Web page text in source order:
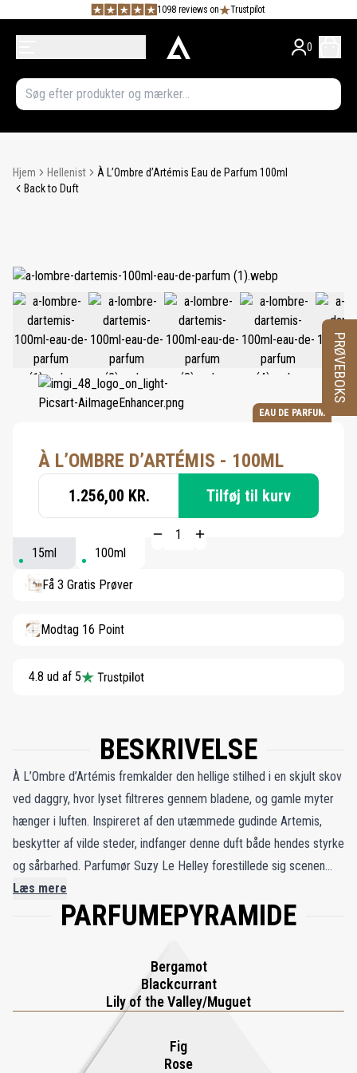
1098 reviews on Trustpilot
0
Hjem Hellenist
À L’Ombre d’Artémis Eau de Parfum 100ml
Back to Duft
EAU DE PARFUM
À L’OMBRE D’ARTÉMIS - 100ML
1.256,00 KR. Tilføj til kurv
15ml 100ml
Få 3 Gratis Prøver
Modtag 16 Point
4.8 ud af 5
BESKRIVELSE
À L’Ombre d’Artémis fremkalder den hellige stilhed i en skjult skov
ved daggry, hvor lyset filtreres gennem bladene, og gamle myter
hænger i luften. Inspireret af den utæmmede gudinde Artemis,
beskytter af vilde steder, indfanger denne duft både hendes styrke
og sårbarhed. Parfumør Suzy Le Helley forestillede sig scenen
som en olfaktorisk oversættelse af et mytisk baderitual, dug på
huden, mos under bare fødder og latter mellem træerne.
morgenluft. I hjertet blomstrer en sart rose sammen med en grøn
figentræsakkord, mens ambrettens moskusvarme fremkalder
solkysset hud mod løv. Basen af egetræsmos og cremet
sandeltræ giver duften en jordnær og fredfyldt dybde.
Læs mere
PARFUMEPYRAMIDE
Bergamot
Blackcurrant
Lily of the Valley/Muguet
Fig
Rose
PRØVEBOKS